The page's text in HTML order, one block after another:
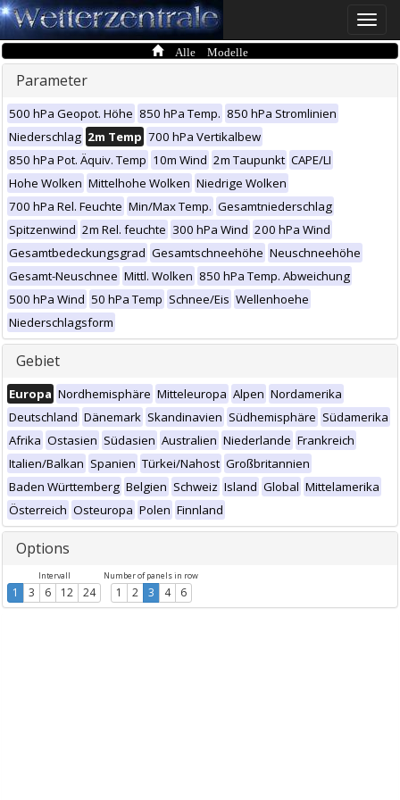
Toggle
Alle Modelle
Parameter
500 hPa Geopot. Höhe 850 hPa Temp. 850 hPa Stromlinien
Niederschlag 2m Temp 700 hPa Vertikalbew
850 hPa Pot. Äquiv. Temp 10m Wind 2m Taupunkt CAPE/LI
Hohe Wolken Mittelhohe Wolken Niedrige Wolken
700 hPa Rel. Feuchte Min/Max Temp. Gesamtniederschlag
Spitzenwind 2m Rel. feuchte 300 hPa Wind 200 hPa Wind
Gesamtbedeckungsgrad Gesamtschneehöhe Neuschneehöhe
Gesamt-Neuschnee Mittl. Wolken 850 hPa Temp. Abweichung
500 hPa Wind 50 hPa Temp Schnee/Eis Wellenhoehe
Niederschlagsform
Gebiet
Europa Nordhemisphäre Mitteleuropa Alpen Nordamerika
Deutschland Dänemark Skandinavien Südhemisphäre Südamerika
Afrika Ostasien Südasien Australien Niederlande Frankreich
Italien/Balkan Spanien Türkei/Nahost Großbritannien
Baden Württemberg Belgien Schweiz Island Global Mittelamerika
Österreich Osteuropa Polen Finnland
Options
Intervall
1 3 6 12 24
Number of panels in row
1 2 3 4 6